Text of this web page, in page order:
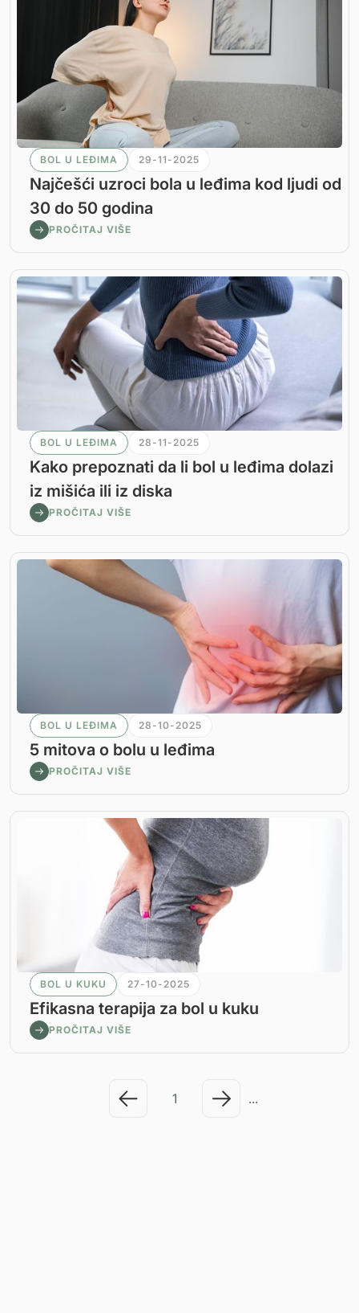
BOL U LEĐIMA 29-11-2025
Najčešći uzroci bola u leđima kod ljudi od
30 do 50 godina
PROČITAJ VIŠE
BOL U LEĐIMA 28-11-2025
Kako prepoznati da li bol u leđima dolazi
iz mišića ili iz diska
PROČITAJ VIŠE
BOL U LEĐIMA 28-10-2025
5 mitova o bolu u leđima
PROČITAJ VIŠE
BOL U KUKU 27-10-2025
Efikasna terapija za bol u kuku
PROČITAJ VIŠE
1 ...